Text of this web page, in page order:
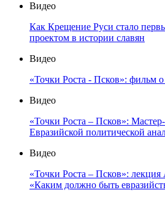
Видео
Как Крещение Руси стало
проектом в истории славян
Видео
«Точки Роста - Псков»: фильм
Видео
«Точки Роста – Псков»:
Евразийской политической
Видео
«Точки Роста – Псков»: лекция
«Каким должно быть